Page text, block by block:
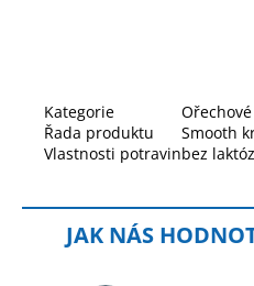
Kategorie
Řada produktu
Smooth
Vlastnosti potravinbez